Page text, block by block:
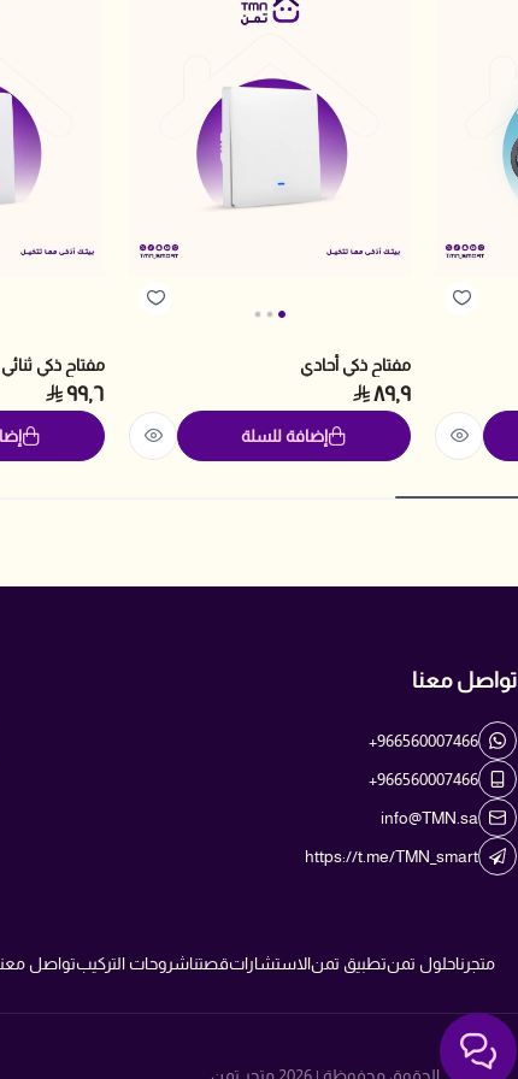
مفتاح ذكي أحادي
٨٩٫٩
إضافة للسلة
مفتاح ذكي ثنائي
٩٩٫٦
تواصل معنا
+966560007466
+966560007466
info@TMN.sa
https://t.me/TMN_smart
متجرناحلول تمنتطبيق تمنالاستشاراتقصتناشروحات التركيبتواصل